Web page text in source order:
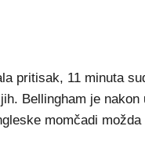
pritisak, 11 minuta
Bellingham je
momčadi možda